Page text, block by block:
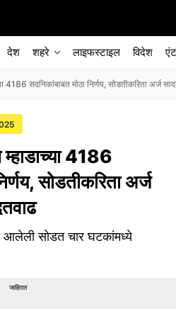
देश शहरे लाइफस्टाइल विदेश
सदनिकांबाबत मोठा निर्णय, सोडतीकरिता अर्ज
4186
सोडतीकरिता अर्ज
आलेली सोडत चार घटकांमध्ये
जाहिरात